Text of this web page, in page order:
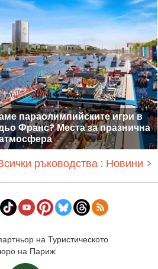
параолимпийските игри в
Франс? Места за празнична
ръководства : Новини >
на Туристическото
на Париж: